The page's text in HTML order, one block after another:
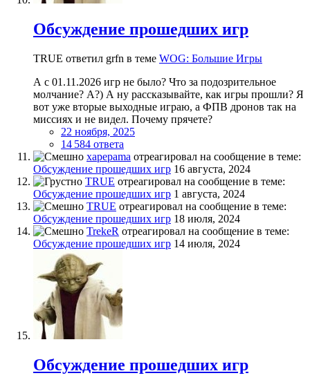
Обсуждение прошедших игр
TRUE ответил grfn в теме WOG: Большие Игры
А с 01.11.2026 игр не было? Что за подозрительное
молчание? А?) А ну рассказывайте, как игры прошли? Я
вот уже вторые выходные играю, а ФПВ дронов так на
миссиях и не видел. Почему прячете?
22 ноября, 2025
14 584 ответа
xapepama отреагировал на сообщение в теме:
Обсуждение прошедших игр 16 августа, 2024
TRUE отреагировал на сообщение в теме:
Обсуждение прошедших игр 1 августа, 2024
TRUE отреагировал на сообщение в теме:
Обсуждение прошедших игр 18 июля, 2024
TrekeR отреагировал на сообщение в теме:
Обсуждение прошедших игр 14 июля, 2024
Обсуждение прошедших игр